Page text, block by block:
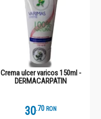
Crema ulcer varicos 150ml -
DERMACARPATIN
30.7 RON